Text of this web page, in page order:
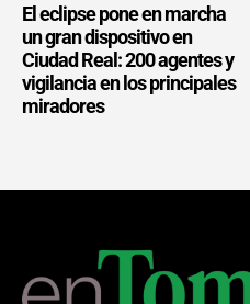
El eclipse pone en marcha
un gran dispositivo en
Ciudad Real: 200 agentes y
vigilancia en los principales
miradores